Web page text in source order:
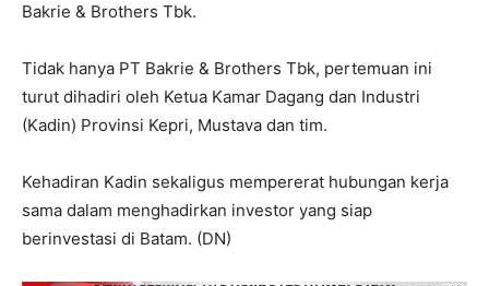
Bakrie & Brothers Tbk.
Tidak hanya PT Bakrie & Brothers Tbk, pertemuan ini
turut dihadiri oleh Ketua Kamar Dagang dan Industri
(Kadin) Provinsi Kepri, Mustava dan tim.
Kehadiran Kadin sekaligus mempererat hubungan kerja
sama dalam menghadirkan investor yang siap
berinvestasi di Batam. (DN)